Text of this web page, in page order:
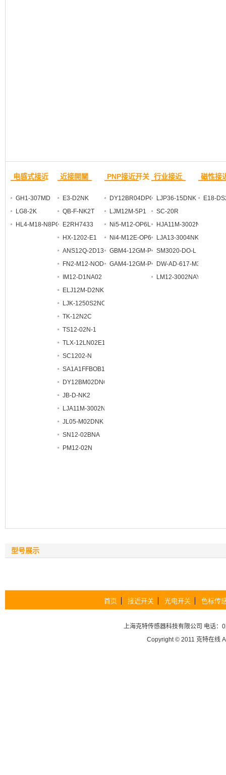
电感式接近
GH1-307MD
LG8-2K
HL4-M18-N8PO
近接開關
E3-D2NK
QB-F-NK2T
E2RH7433
HX-1202-E1
ANS12Q-2D13N
FN2-M12-NOD1
IM12-D1NA02
ELJ12M-D2NK
LJK-1250S2NO
TK-12N2C
TS12-02N-1
TLX-12LN02E1
SC1202-N
SA1A1FFBOB12
DY12BM02DNO
JB-D-NK2
LJA11M-3002NK
JL05-M02DNK
SN12-02BNA
PM12-02N
PNP接近开关
DY12BR04DPO
LJM12M-5P1
Ni5-M12-OP6L
Ni4-M12E-OP6L
GBM4-12GM-P1
GAM4-12GM-P1
行业接近
LJP36-15DNK
SC-20R
HJA11M-3002NK
LJA13-3004NKJ
SM3020-DO-L
DW-AD-617-M30
LM12-3002NAY-LD
磁性接
E18-
型号展示
首页 接近开关 光电开关 色标传
上海克特传感器科技有限公司 电话：
Copyright © 2011 克特在线